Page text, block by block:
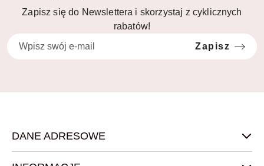
Zapisz się do Newslettera i skorzystaj z cyklicznych
rabatów!
Zapisz
DANE ADRESOWE